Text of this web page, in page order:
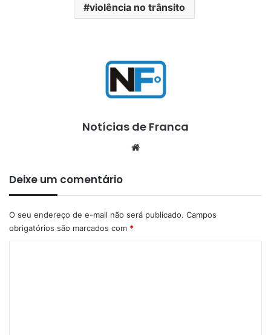
violência no trânsito
Notícias de Franca
Deixe um comentário
O seu endereço de e-mail não será publicado. Campos
obrigatórios são marcados com *